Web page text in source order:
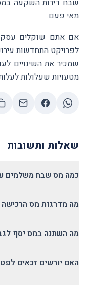
שבח דירות השקעה
מאי פעם.
אם אתם שוקלים
לפרויקט התחדשות
שמכיר את השינויים
מטעויות שעלולות
שאלות ותשובות
כמה מס שבח משלמים על
מה מדרגות מס הרכישה
מה השתנה במס יסף לגבי
האם יורשים זכאים